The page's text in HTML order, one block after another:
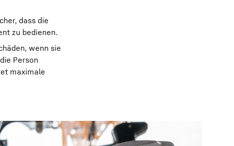
dass die
zu bedienen.
wenn sie
Person
maximale